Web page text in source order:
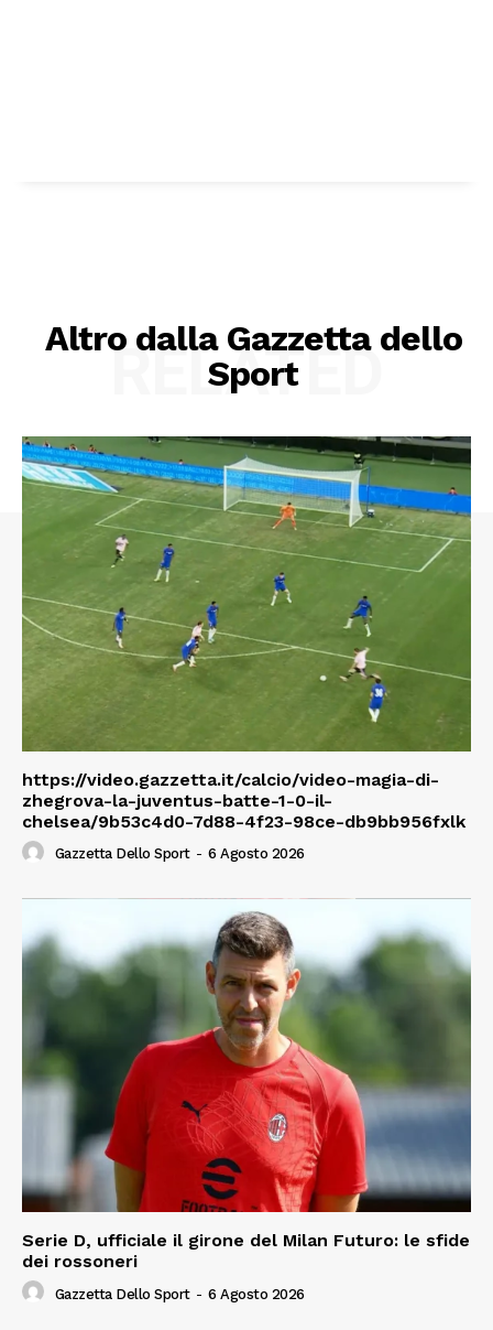
Altro dalla Gazzetta dello
Sport
RELATED
https://video.gazzetta.it/calcio/video-magia-di-
zhegrova-la-juventus-batte-1-0-il-
chelsea/9b53c4d0-7d88-4f23-98ce-db9bb956fxlk
Gazzetta Dello Sport - 6 Agosto 2026
Serie D, ufficiale il girone del Milan Futuro: le sfide
dei rossoneri
Gazzetta Dello Sport - 6 Agosto 2026